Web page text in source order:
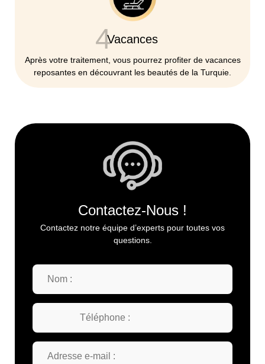
4Vacances
Après votre traitement, vous pourrez profiter de vacances
reposantes en découvrant les beautés de la Turquie.
Contactez-Nous !
Contactez notre équipe d’experts pour toutes vos
questions.